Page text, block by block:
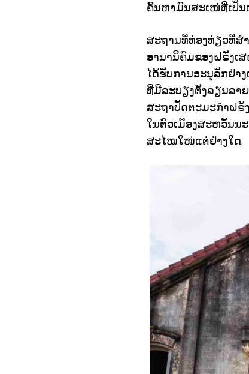
ຄົ້ນຫາມົນສະເໜ່ທີ່ເປັນ
ສະຖານທີ່ທ່ອງທ່ຽວທີ່ສໍ
ອານານິຄົມຂອງຝຣັ່ງເ
ໄດ້ຮັບການອະນຸລັກຢ່າງ
ທີ່ມີລະບຽງຕັ້ງລຽນລາ
ສະຖາປັດຕະມະກໍາຝຣັ່
ໃນຕົວເມືອງສະຫວັນນ
ສະໄໝໃໝ່ແຕ່ຢ່າງໃດ.